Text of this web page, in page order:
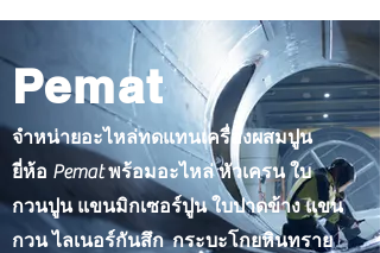
Pemat
จำหน่ายอะไหล่ทดแทนเครื่องผสมปูน
ยี่ห้อ Pemat พร้อมอะไหล่ หัวเครน ใบ
กวนปูน แขนมิกเซอร์ปูน ใบปาดข้าง แขน
กวน ไลเนอร์กันสึก กระบะโกยหินทราย